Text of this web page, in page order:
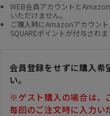
WEB会員アカウントと
いただけません。
ご購入時にAmazonアカウン
SQUAREポイントが付与されま
会員登録をせずに購入希
い。
※ゲスト購入の場合は、
毎回のご注文時に入力い